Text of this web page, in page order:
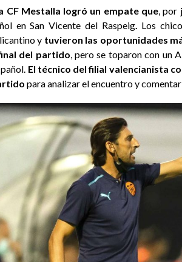
CF Mestalla logró un empate que, por
en San Vicente del Raspeig. Los
y tuvieron las oportunidades
del partido, pero se toparon con un
El técnico del filial valencianista
para analizar el encuentro y